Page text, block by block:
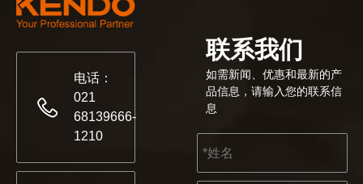
电话：
021
68139666-
1210
联系我们
如需新闻、优惠和最新的产
品信息，请输入您的联系信
息